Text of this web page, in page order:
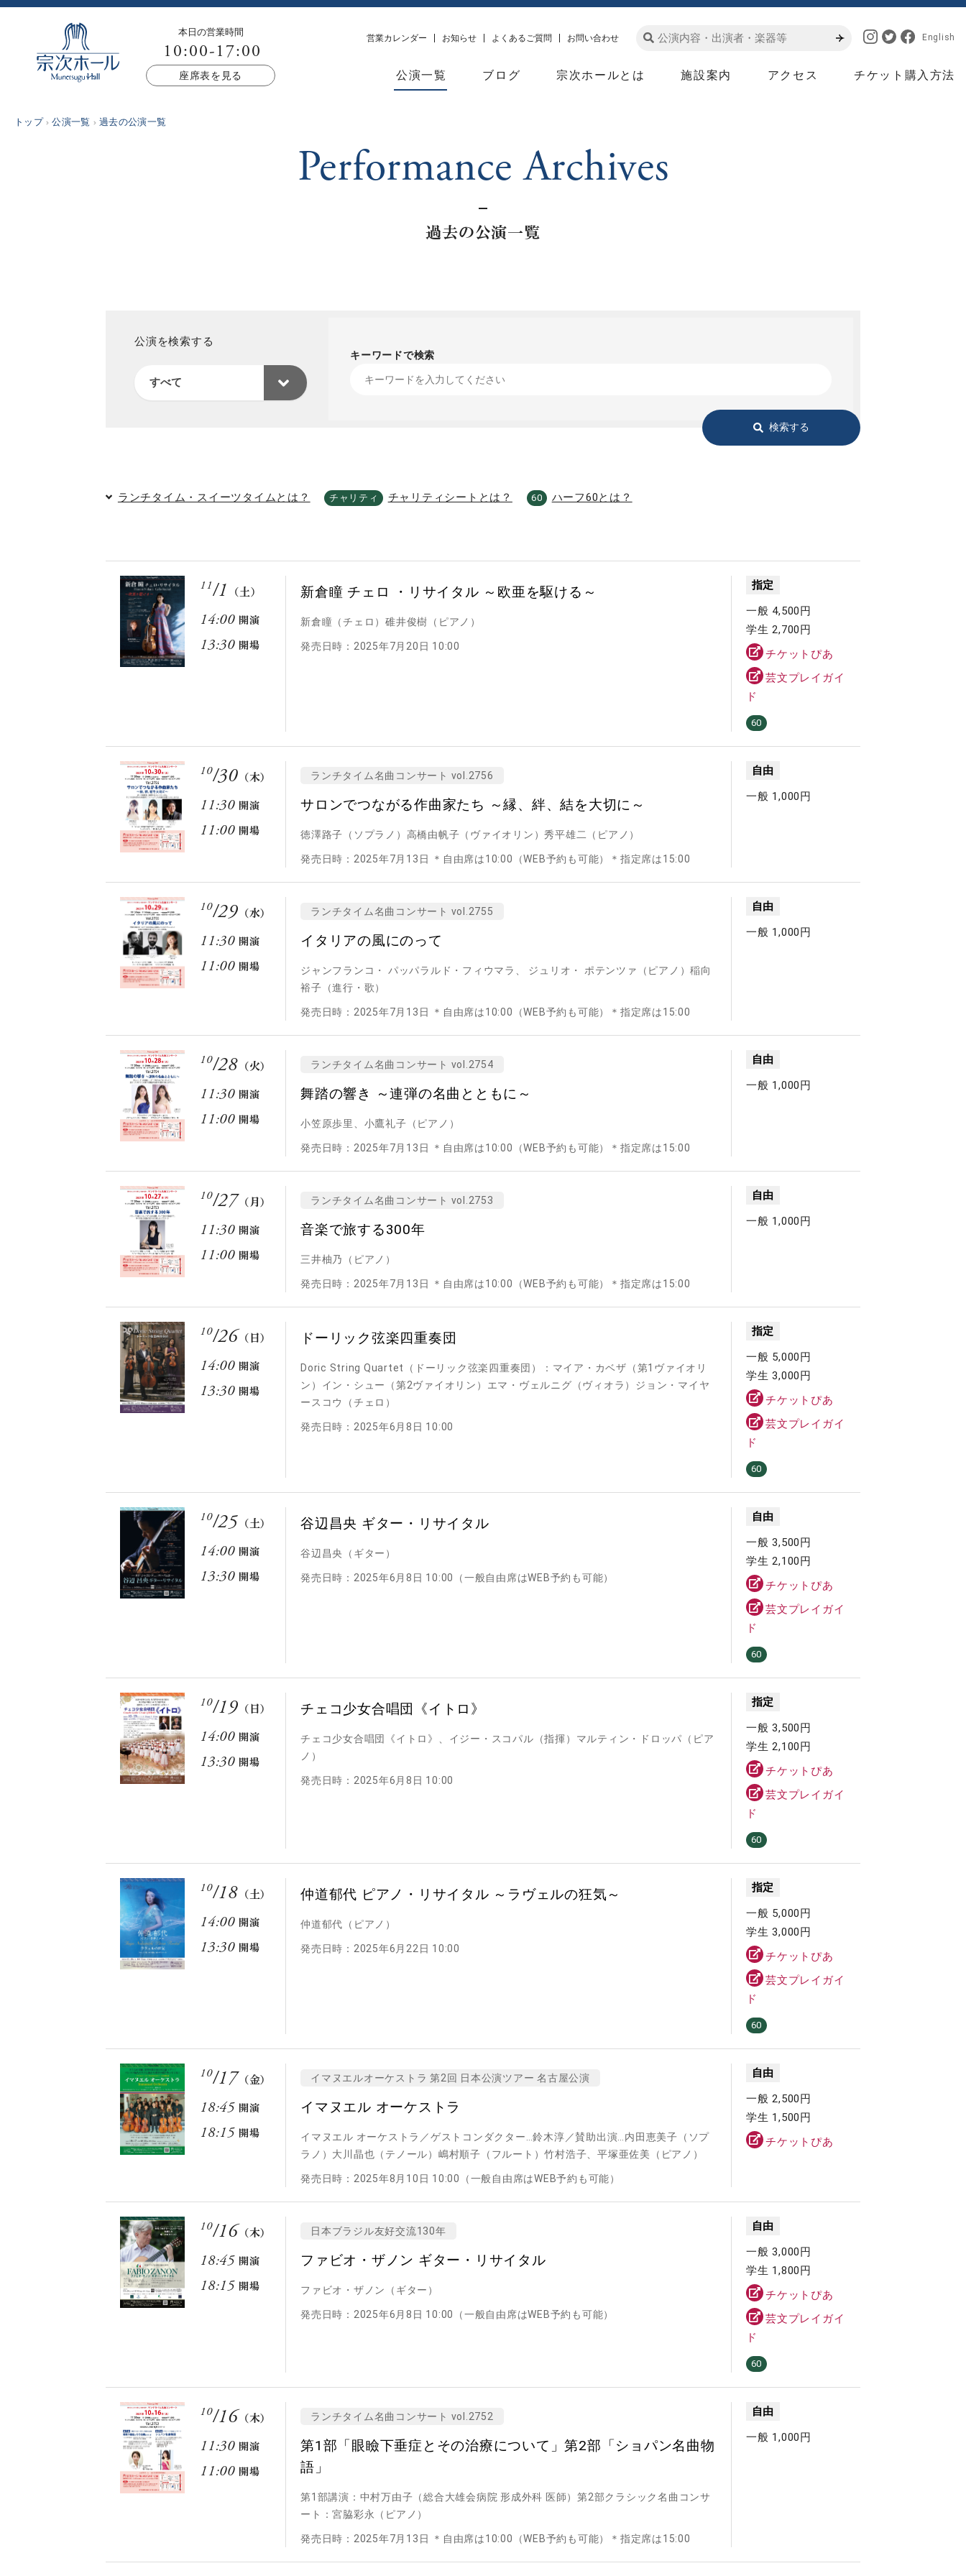
本日の営業時間
10:00-17:00
座席表を見る 公演一覧 ブログ 宗次ホールとは 施設案内 アクセス チケット購入方法
営業カレンダー お知らせ よくあるご質問 お問い合わせ English
トップ 公演一覧 過去の公演一覧
Performance Archives
過去の公演一覧
公演を検索する
キーワードで検索
検索する
ランチタイム・スイーツタイムとは？ チャリティ チャリティシートとは？ 60 ハーフ60とは？
11/1 （土）
14:00 開演
13:30 開場
新倉瞳 チェロ ・リサイタル ～欧亜を駆ける～
新倉瞳（チェロ）碓井俊樹（ピアノ）
発売日時：2025年7月20日 10:00
指定
一般 4,500円
学生 2,700円
チケットぴあ
芸文プレイガイ
ド
60
10/30（木）
11:30 開演
11:00 開場
ランチタイム名曲コンサート vol.2756
サロンでつながる作曲家たち ～縁、絆、結を大切に～
徳澤路子（ソプラノ）高橋由帆子（ヴァイオリン）秀平雄二（ピアノ）
発売日時：2025年7月13日 ＊自由席は10:00（WEB予約も可能）＊指定席は15:00
自由
一般 1,000円
10/29（水）
11:30 開演
11:00 開場
ランチタイム名曲コンサート vol.2755
イタリアの風にのって
ジャンフランコ・ パッパラルド・フィウマラ、 ジュリオ・ ポテンツァ（ピアノ）稲向
裕子（進行・歌）
発売日時：2025年7月13日 ＊自由席は10:00（WEB予約も可能）＊指定席は15:00
自由
一般 1,000円
10/28 （火）
11:30 開演
11:00 開場
ランチタイム名曲コンサート vol.2754
舞踏の響き ～連弾の名曲とともに～
小笠原歩里、小鷹礼子（ピアノ）
発売日時：2025年7月13日 ＊自由席は10:00（WEB予約も可能）＊指定席は15:00
自由
一般 1,000円
10/27 （月）
11:30 開演
11:00 開場
ランチタイム名曲コンサート vol.2753
音楽で旅する300年
三井柚乃（ピアノ）
発売日時：2025年7月13日 ＊自由席は10:00（WEB予約も可能）＊指定席は15:00
自由
一般 1,000円
10/26 （日）
14:00 開演
13:30 開場
ドーリック弦楽四重奏団
Doric String Quartet（ドーリック弦楽四重奏団）：マイア・カベザ（第1ヴァイオリ
ン）イン・シュー（第2ヴァイオリン）エマ・ヴェルニグ（ヴィオラ）ジョン・マイヤ
ースコウ（チェロ）
発売日時：2025年6月8日 10:00
指定
一般 5,000円
学生 3,000円
チケットぴあ
芸文プレイガイ
ド
60
10/25 （土）
14:00 開演
13:30 開場
谷辺昌央 ギター・リサイタル
谷辺昌央（ギター）
発売日時：2025年6月8日 10:00（一般自由席はWEB予約も可能）
自由
一般 3,500円
学生 2,100円
チケットぴあ
芸文プレイガイ
ド
60
10/19（日）
14:00 開演
13:30 開場
チェコ少女合唱団《イトロ》
チェコ少女合唱団《イトロ》、イジー・スコパル（指揮）マルティン・ドロッパ（ピア
ノ）
発売日時：2025年6月8日 10:00
指定
一般 3,500円
学生 2,100円
チケットぴあ
芸文プレイガイ
ド
60
10/18 （土）
14:00 開演
13:30 開場
仲道郁代 ピアノ・リサイタル ～ラヴェルの狂気～
仲道郁代（ピアノ）
発売日時：2025年6月22日 10:00
指定
一般 5,000円
学生 3,000円
チケットぴあ
芸文プレイガイ
ド
60
10/17 （金）
18:45 開演
18:15 開場
イマヌエルオーケストラ 第2回 日本公演ツアー 名古屋公演
イマヌエル オーケストラ
イマヌエル オーケストラ／ゲストコンダクター…鈴木淳／賛助出演…内田恵美子（ソプ
ラノ）大川晶也（テノール）嶋村順子（フルート）竹村浩子、平塚亜佐美（ピアノ）
発売日時：2025年8月10日 10:00（一般自由席はWEB予約も可能）
自由
一般 2,500円
学生 1,500円
チケットぴあ
10/16 （木）
18:45 開演
18:15 開場
日本ブラジル友好交流130年
ファビオ・ザノン ギター・リサイタル
ファビオ・ザノン（ギター）
発売日時：2025年6月8日 10:00（一般自由席はWEB予約も可能）
自由
一般 3,000円
学生 1,800円
チケットぴあ
芸文プレイガイ
ド
60
10/16 （木）
11:30 開演
11:00 開場
ランチタイム名曲コンサート vol.2752
第1部「眼瞼下垂症とその治療について」第2部「ショパン名曲物
語」
第1部講演：中村万由子（総合大雄会病院 形成外科 医師）第2部クラシック名曲コンサ
ート：宮脇彩永（ピアノ）
発売日時：2025年7月13日 ＊自由席は10:00（WEB予約も可能）＊指定席は15:00
自由
一般 1,000円